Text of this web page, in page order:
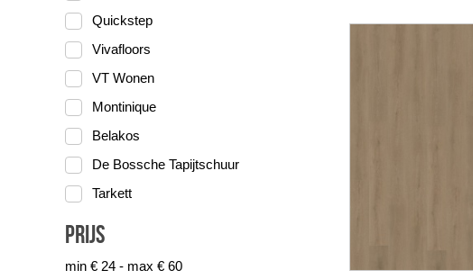
Quickstep
Vivafloors
VT Wonen
Montinique
Belakos
De Bossche Tapijtschuur
Tarkett
Prijs
min € 24 - max € 60